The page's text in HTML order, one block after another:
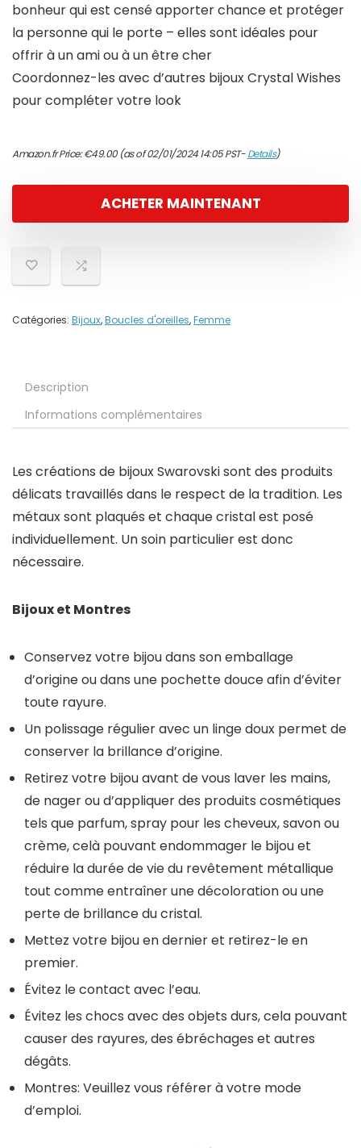
bonheur qui est censé apporter chance et protéger
la personne qui le porte – elles sont idéales pour
offrir à un ami ou à un être cher
Coordonnez-les avec d’autres bijoux Crystal Wishes
pour compléter votre look
Amazon.fr Price:€49.00(as of 02/01/2024 14:05 PST-Details)
ACHETER MAINTENANT
Catégories: Bijoux,Boucles d'oreilles,Femme
Description
Informations complémentaires
Les créations de bijoux Swarovski sont des produits
délicats travaillés dans le respect de la tradition. Les
métaux sont plaqués et chaque cristal est posé
individuellement. Un soin particulier est donc
nécessaire.
Bijoux et Montres
Conservez votre bijou dans son emballage
d’origine ou dans une pochette douce afin d’éviter
toute rayure.
Un polissage régulier avec un linge doux permet de
conserver la brillance d’origine.
Retirez votre bijou avant de vous laver les mains,
de nager ou d’appliquer des produits cosmétiques
tels que parfum, spray pour les cheveux, savon ou
crème, celà pouvant endommager le bijou et
réduire la durée de vie du revêtement métallique
tout comme entraîner une décoloration ou une
perte de brillance du cristal.
Mettez votre bijou en dernier et retirez-le en
premier.
Évitez le contact avec l’eau.
Évitez les chocs avec des objets durs, cela pouvant
causer des rayures, des ébréchages et autres
dégâts.
Montres: Veuillez vous référer à votre mode
d’emploi.